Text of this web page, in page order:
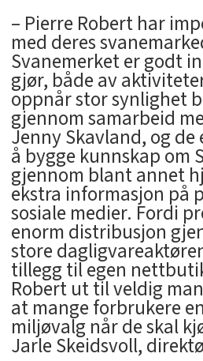
– Pierre Robert har
med deres
Svanemerket er godt
gjør, både av
oppnår stor synlighet
gjennom samarbeid
Jenny Skavland, og
å bygge kunnskap om
gjennom blant annet
ekstra informasjon på
sosiale medier. Fordi
enorm distribusjon
store
tillegg til egen
Robert ut til veldig
at mange forbrukere
miljøvalg når de skal
Jarle Skeidsvoll,